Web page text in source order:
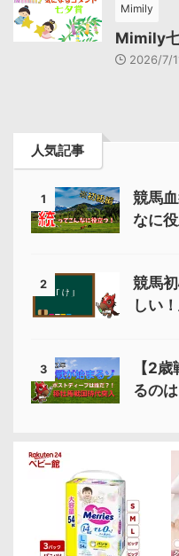
Mimily
Mimily
2026/7/
人気記事
1
競馬
なに
2
競馬
しい
3
【2
るの